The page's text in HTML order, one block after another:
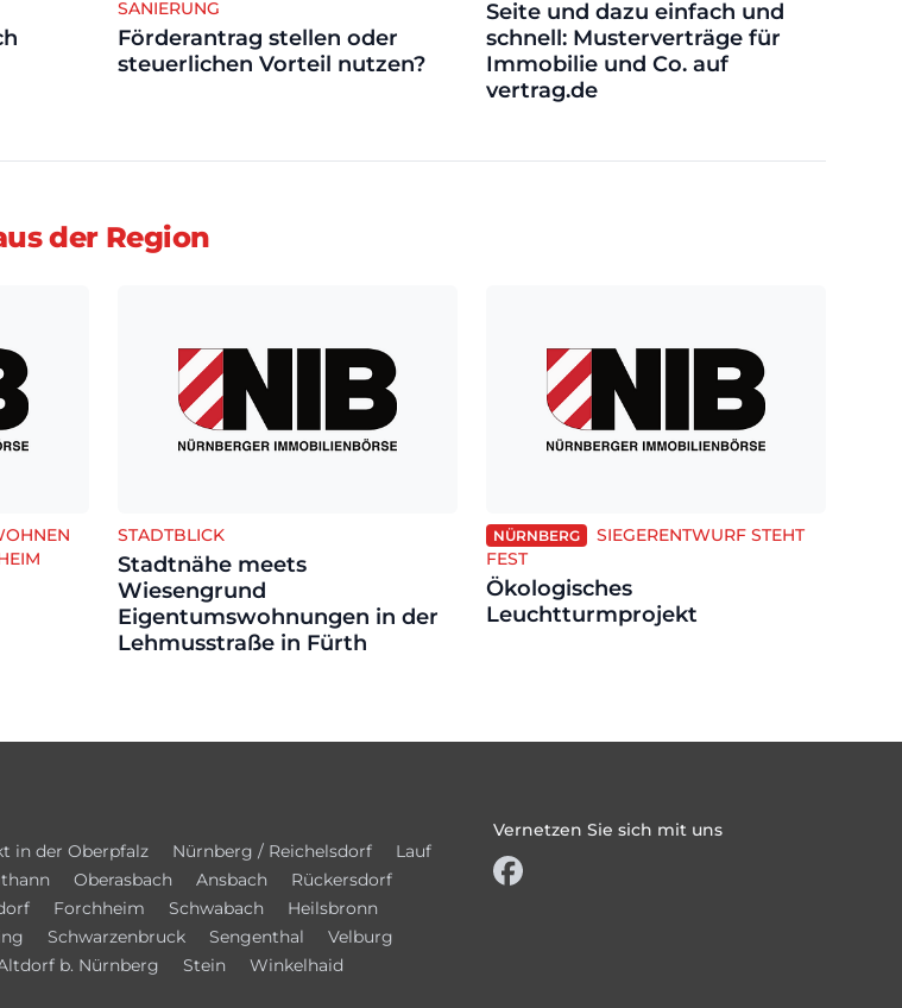
SANIERUNG
Förderantrag stellen oder
steuerlichen Vorteil nutzen?
Seite und dazu einfach und
schnell: Musterverträge für
Immobilie und Co. auf
vertrag.de
der Region
STADTBLICK
Stadtnähe meets
Wiesengrund
Eigentumswohnungen in der
Lehmusstraße in Fürth
NÜRNBERG
SIEGERENTWURF STEHT
FEST
Ökologisches
Leuchtturmprojekt
in der Oberpfalz Nürnberg / Reichelsdorf
Lauf
Oberasbach Ansbach
Rückersdorf
Forchheim Schwabach
Heilsbronn
Schwarzenbruck Sengenthal
Velburg
b. Nürnberg Stein
Winkelhaid
Vernetzen Sie sich mit uns